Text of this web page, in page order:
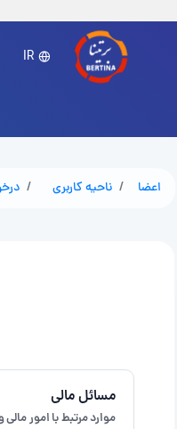
IR
اعضا ناحیه کاربری
مسائل مالی
موارد مرتبط با امور